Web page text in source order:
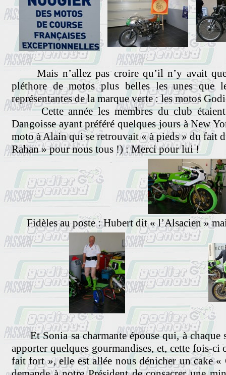
Mais n’allez pas croire qu’il n’y avait
pléthore de motos plus belles les unes que
représentantes de la marque verte : les motos
Cette année les membres du club étaient
Dangoisse ayant préféré quelques jours à New
moto à Alain qui se retrouvait « à pieds » du fait
Rahan » pour nous tous !) : Merci pour lui !
Fidèles au poste : Hubert dit « l’Alsacien »
Et Sonia sa charmante épouse qui, à chaque
apporter quelques gourmandises, et, cette fois-
fait fort », elle est allée nous dénicher un cake